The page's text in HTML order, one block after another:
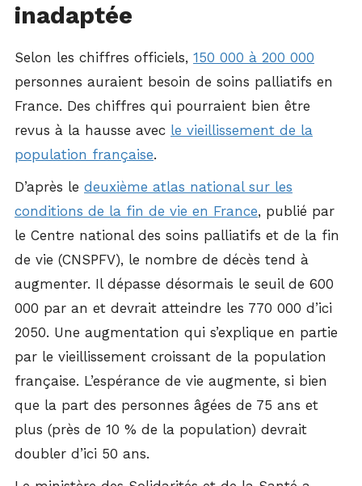
inadaptée
Selon les chiffres officiels, 150 000 à 200 000
personnes auraient besoin de soins palliatifs en
France. Des chiffres qui pourraient bien être
revus à la hausse avec le vieillissement de la
population française.
D’après le deuxième atlas national sur les
conditions de la fin de vie en France, publié par
le Centre national des soins palliatifs et de la fin
de vie (CNSPFV), le nombre de décès tend à
augmenter. Il dépasse désormais le seuil de 600
000 par an et devrait atteindre les 770 000 d’ici
2050. Une augmentation qui s’explique en partie
par le vieillissement croissant de la population
française. L’espérance de vie augmente, si bien
que la part des personnes âgées de 75 ans et
plus (près de 10 % de la population) devrait
doubler d’ici 50 ans.